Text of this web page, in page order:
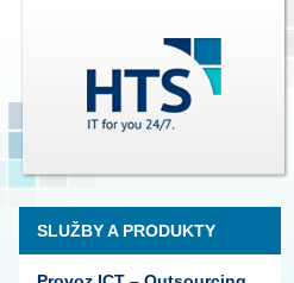
SLUŽBY A PRODUKTY